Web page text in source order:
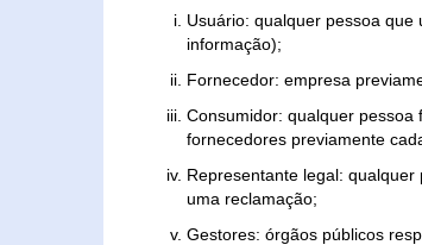
Usuário: qualquer pessoa
informação);
Fornecedor: empresa
Consumidor: qualquer
fornecedores previamente
Representante legal:
uma reclamação;
Gestores: órgãos públicos